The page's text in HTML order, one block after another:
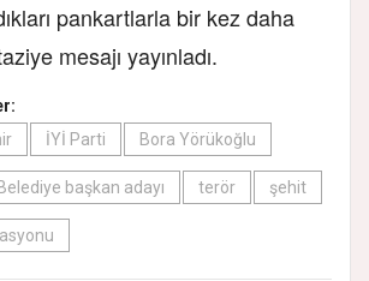
pankartlarla bir kez daha
mesajı yayınladı.
İYİ Parti Bora Yörükoğlu
Belediye başkan adayı terör şehit